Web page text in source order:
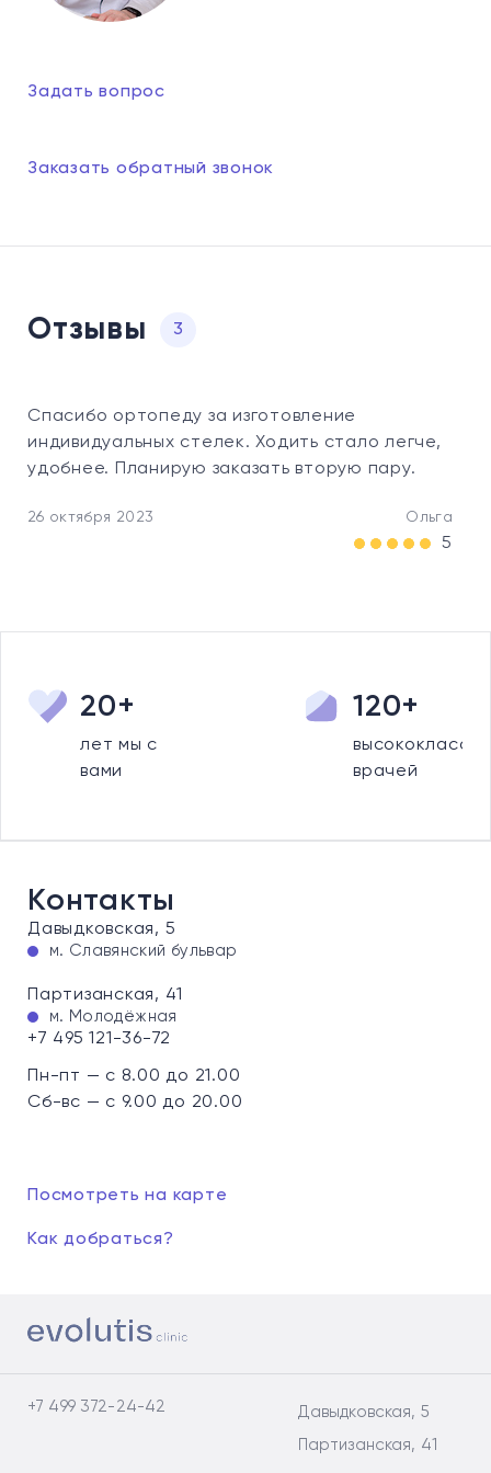
Задать вопрос
Заказать обратный звонок
Отзывы 3
Спасибо ортопеду за изготовление
индивидуальных стелек. Ходить стало легче,
удобнее. Планирую заказать вторую пару.
26 октября 2023 Ольга
5
20+
лет мы с
вами
120+
врачей
Контакты
Давыдковская, 5
м. Славянский бульвар
Партизанская, 41
м. Молодёжная
+7 495 121-36-72
Пн-пт — с 8.00 до 21.00
Сб-вс — с 9.00 до 20.00
Посмотреть на карте
Как добраться?
+7 499 372-24-42
Давыдковская, 5
Партизанская, 41